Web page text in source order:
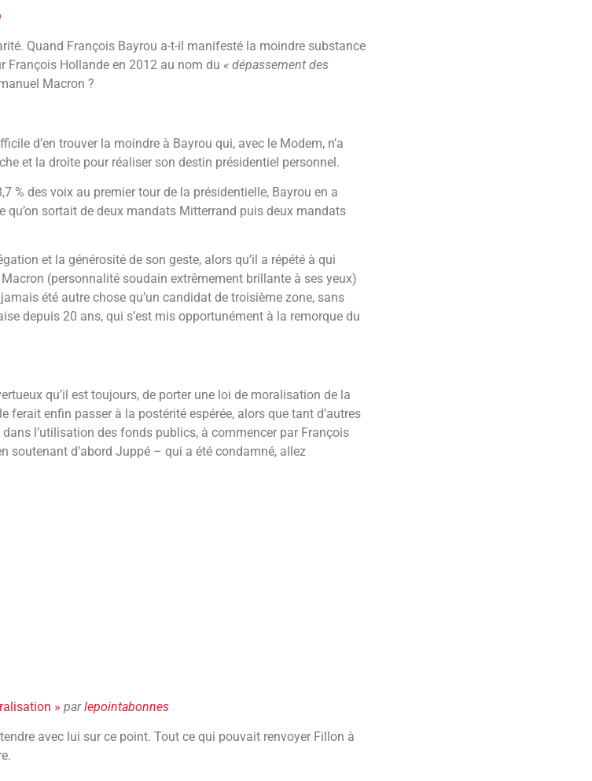
Quand François Bayrou a-t-il manifesté la moindre substance
François Hollande en 2012 au nom du « dépassement des
Macron ?
d’en trouver la moindre à Bayrou qui, avec le Modem, n’a
et la droite pour réaliser son destin présidentiel personnel.
% des voix au premier tour de la présidentielle, Bayrou en a
sortait de deux mandats Mitterrand puis deux mandats
et la générosité de son geste, alors qu’il a répété à qui
(personnalité soudain extrêmement brillante à ses yeux)
été autre chose qu’un candidat de troisième zone, sans
depuis 20 ans, qui s’est mis opportunément à la remorque du
qu’il est toujours, de porter une loi de moralisation de la
ferait enfin passer à la postérité espérée, alors que tant d’autres
l’utilisation des fonds publics, à commencer par François
soutenant d’abord Juppé – qui a été condamné, allez
» parlepointabonnes
avec lui sur ce point. Tout ce qui pouvait renvoyer Fillon à